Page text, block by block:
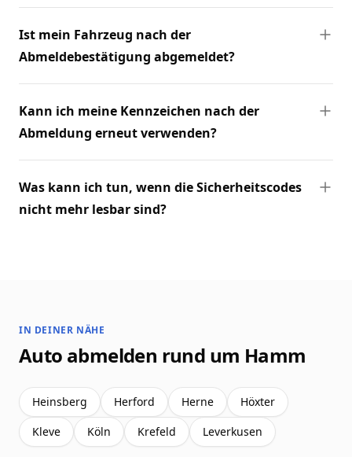
Ist mein Fahrzeug nach der
Abmeldebestätigung abgemeldet?
Kann ich meine Kennzeichen nach der
Abmeldung erneut verwenden?
Was kann ich tun, wenn die Sicherheitscodes
nicht mehr lesbar sind?
IN DEINER NÄHE
Auto abmelden rund um Hamm
Heinsberg Herford Herne
Höxter
Kleve
Köln Krefeld Leverkusen